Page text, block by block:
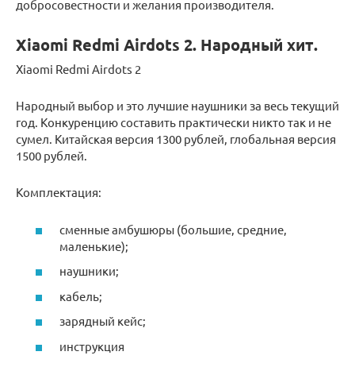
добросовестности и желания производителя.
Xiaomi Redmi Airdots 2. Народный хит.
Xiaomi Redmi Airdots 2
Народный выбор и это лучшие наушники за весь текущий
год. Конкуренцию составить практически никто так и не
сумел. Китайская версия 1300 рублей, глобальная версия
1500 рублей.
Комплектация:
сменные амбушюры (большие, средние,
маленькие);
наушники;
кабель;
зарядный кейс;
инструкция